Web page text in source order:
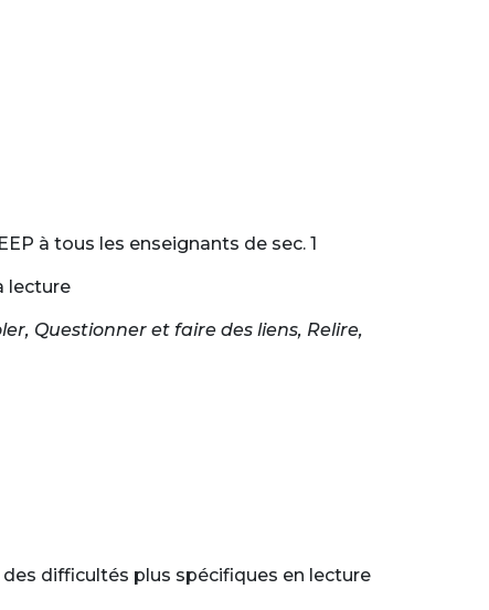
à tous les enseignants de sec. 1
lecture
Questionner et faire des liens, Relire,
difficultés plus spécifiques en lecture